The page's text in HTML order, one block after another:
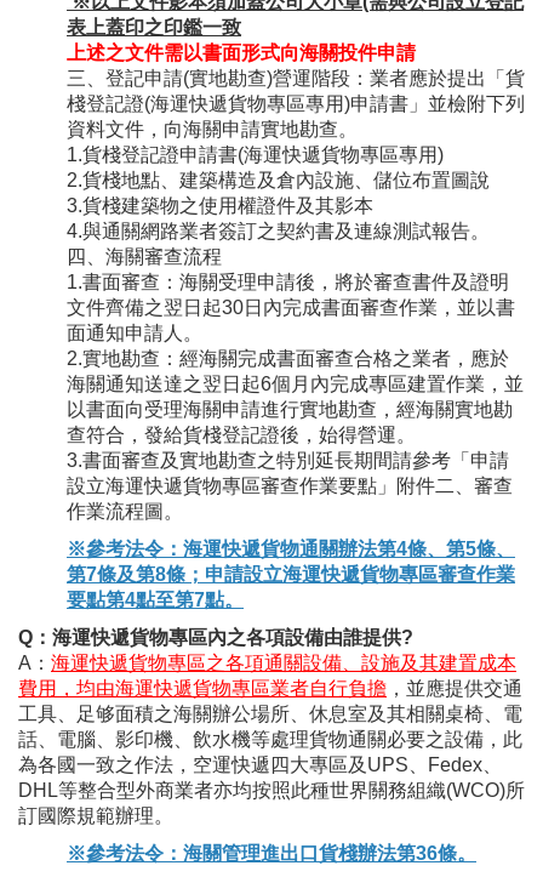
表上蓋印之印鑑一致
上述之文件需以書面形式向海關投件申請
三、登記申請(實地勘查)營運階段：業者應於提出「貨
棧登記證(海運快遞貨物專區專用)申請書」並檢附下列
資料文件，向海關申請實地勘查。
1.貨棧登記證申請書(海運快遞貨物專區專用)
2.貨棧地點、建築構造及倉內設施、儲位布置圖說
3.貨棧建築物之使用權證件及其影本
4.與通關網路業者簽訂之契約書及連線測試報告。
四、海關審查流程
1.書面審查：海關受理申請後，將於審查書件及證明
文件齊備之翌日起30日內完成書面審查作業，並以書
面通知申請人。
2.實地勘查：經海關完成書面審查合格之業者，應於
海關通知送達之翌日起6個月內完成專區建置作業，並
以書面向受理海關申請進行實地勘查，經海關實地勘
查符合，發給貨棧登記證後，始得營運。
3.書面審查及實地勘查之特別延長期間請參考「申請
設立海運快遞貨物專區審查作業要點」附件二、審查
作業流程圖。
※參考法令：海運快遞貨物通關辦法第4條、第5條、
第7條及第8條；申請設立海運快遞貨物專區審查作業
要點第4點至第7點。
Q：海運快遞貨物專區內之各項設備由誰提供?
A： 海運快遞貨物專區之各項通關設備、設施及其建置成本
費用，均由海運快遞貨物專區業者自行負擔 ，並應提供交通
工具、足够面積之海關辦公場所、休息室及其相關桌椅、電
話、電腦、影印機、飲水機等處理貨物通關必要之設備，此
為各國一致之作法，空運快遞四大專區及UPS、Fedex、
DHL等整合型外商業者亦均按照此種世界關務組織(WCO)所
訂國際規範辦理。
※參考法令：海關管理進出口貨棧辦法第36條。